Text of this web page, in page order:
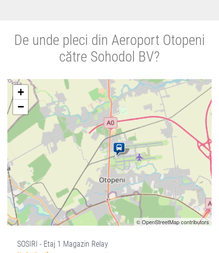
De unde pleci din Aeroport Otopeni
către Sohodol BV?
+
−
© OpenStreetMap contributors
SOSIRI - Etaj 1 Magazin Relay